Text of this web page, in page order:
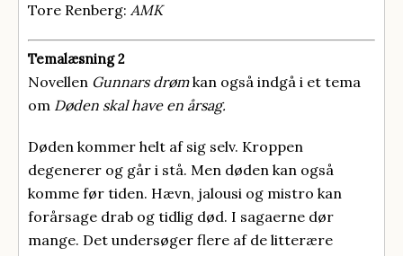
Tore Renberg: AMK
Temalæsning 2
Novellen Gunnars drømkan også indgå i et tema
om Døden skal have en årsag.
Døden kommer helt af sig selv. Kroppen
degenerer og går i stå. Men døden kan også
komme før tiden. Hævn, jalousi og mistro kan
forårsage drab og tidlig død. I sagaerne dør
mange. Det undersøger flere af de litterære